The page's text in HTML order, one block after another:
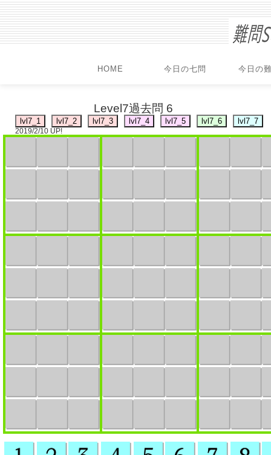
HOME 今日の七問 今日の
Level7過去問 6
2019/2/10 UP!